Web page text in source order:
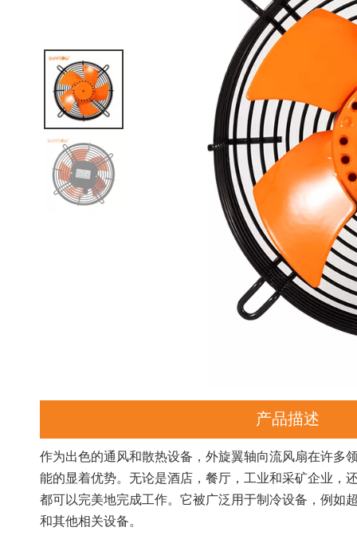
产品描述
作为出色的通风和散热设备，外旋翼轴向流风扇在许多
能的显着优势。无论是酒店，餐厅，工业和采矿企业，
都可以完美地完成工作。它被广泛用于制冷设备，例如
和其他相关设备。